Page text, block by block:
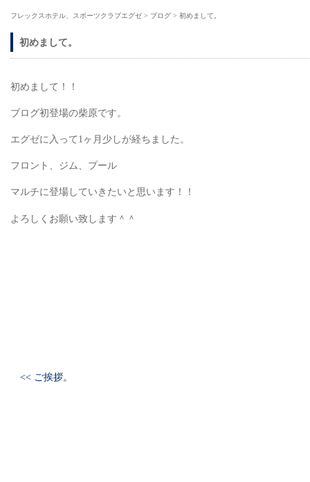
フレックスホテル、スポーツクラブエグゼ > ブログ > 初めまして。
初めまして。
初めまして！！
ブログ初登場の柴原です。
エグゼに入って1ヶ月少しが経ちました。
フロント、ジム、プール
マルチに登場していきたいと思います！！
よろしくお願い致します＾＾
<< ご挨拶。